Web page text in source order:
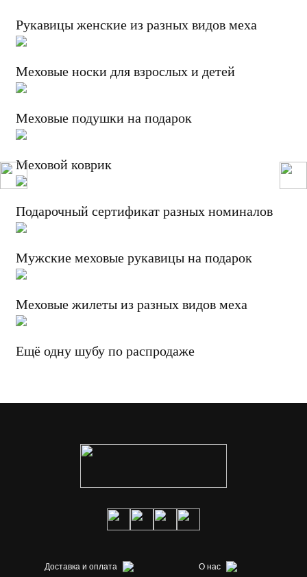
Рукавицы женские из разных видов меха
Меховые носки для взрослых и детей
Меховые подушки на подарок
Меховой коврик
Подарочный сертификат разных номиналов
Мужские меховые рукавицы на подарок
Меховые жилеты из разных видов меха
Ещё одну шубу по распродаже
Доставка и оплата О нас